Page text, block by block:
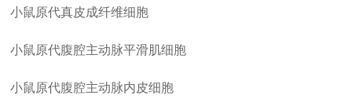
小鼠原代真皮成纤维细胞
小鼠原代腹腔主动脉平滑肌细胞
小鼠原代腹腔主动脉内皮细胞